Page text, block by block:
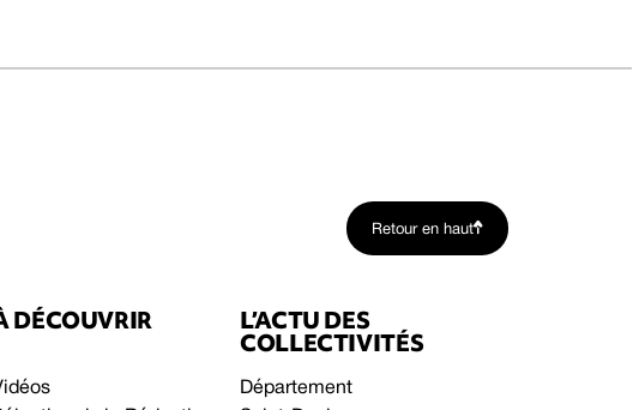
Retour en haut
DÉCOUVRIR L’ACTU DES
COLLECTIVITÉS
Département